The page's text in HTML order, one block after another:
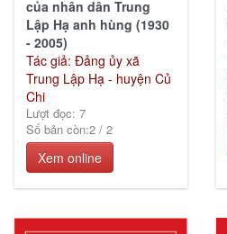
của nhân dân Trung
Lập Hạ anh hùng (1930
- 2005)
Tác giả: Đảng ủy xã
Trung Lập Hạ - huyện Củ
Chi
Lượt đọc: 7
Số bản còn:2/2
Xem online